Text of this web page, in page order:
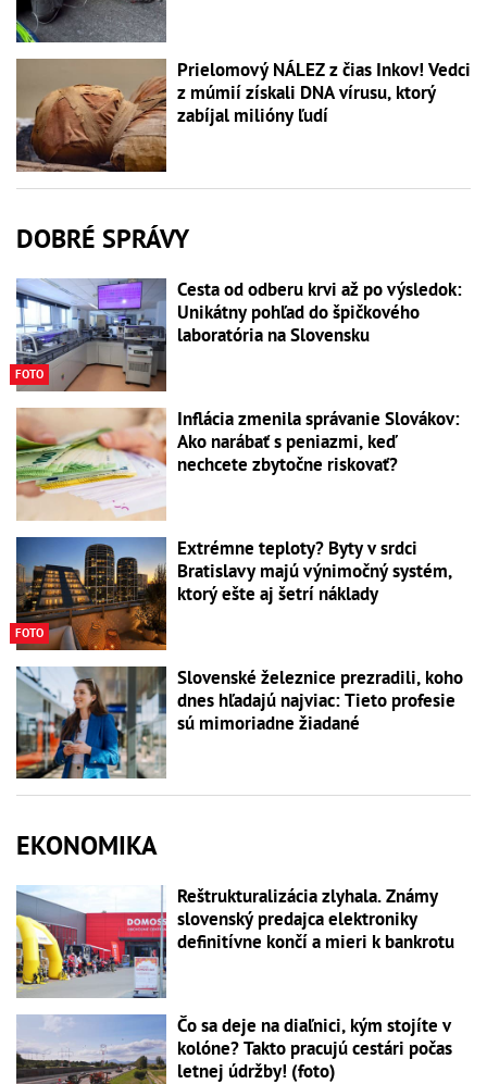
Prielomový NÁLEZ z čias Inkov! Vedci
z múmií získali DNA vírusu, ktorý
zabíjal milióny ľudí
DOBRÉ SPRÁVY
FOTO
Cesta od odberu krvi až po výsledok:
Unikátny pohľad do špičkového
laboratória na Slovensku
Inflácia zmenila správanie Slovákov:
Ako narábať s peniazmi, keď
nechcete zbytočne riskovať?
FOTO
Extrémne teploty? Byty v srdci
Bratislavy majú výnimočný systém,
ktorý ešte aj šetrí náklady
Slovenské železnice prezradili, koho
dnes hľadajú najviac: Tieto profesie
sú mimoriadne žiadané
EKONOMIKA
Reštrukturalizácia zlyhala. Známy
slovenský predajca elektroniky
definitívne končí a mieri k bankrotu
Čo sa deje na diaľnici, kým stojíte v
kolóne? Takto pracujú cestári počas
letnej údržby! (foto)